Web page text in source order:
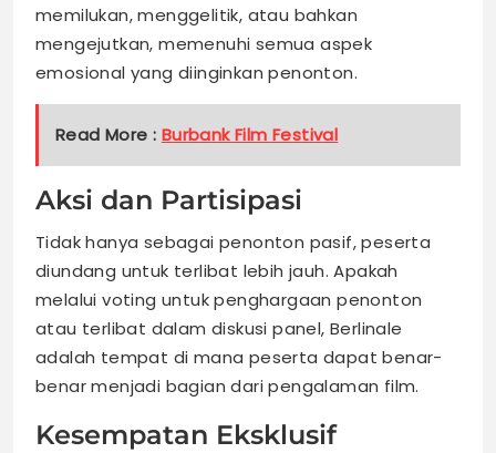
memilukan, menggelitik, atau bahkan
mengejutkan, memenuhi semua aspek
emosional yang diinginkan penonton.
Read More : Burbank Film Festival
Aksi dan Partisipasi
Tidak hanya sebagai penonton pasif, peserta
diundang untuk terlibat lebih jauh. Apakah
melalui voting untuk penghargaan penonton
atau terlibat dalam diskusi panel, Berlinale
adalah tempat di mana peserta dapat benar-
benar menjadi bagian dari pengalaman film.
Kesempatan Eksklusif